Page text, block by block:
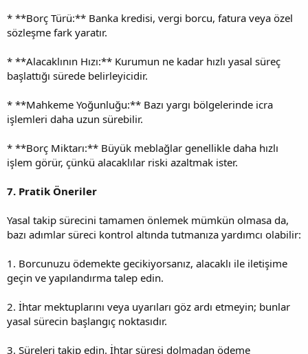
* **Borç Türü:** Banka kredisi, vergi borcu, fatura veya özel
sözleşme fark yaratır.
* **Alacaklının Hızı:** Kurumun ne kadar hızlı yasal süreç
başlattığı sürede belirleyicidir.
* **Mahkeme Yoğunluğu:** Bazı yargı bölgelerinde icra
işlemleri daha uzun sürebilir.
* **Borç Miktarı:** Büyük meblağlar genellikle daha hızlı
işlem görür, çünkü alacaklılar riski azaltmak ister.
7. Pratik Öneriler
Yasal takip sürecini tamamen önlemek mümkün olmasa da,
bazı adımlar süreci kontrol altında tutmanıza yardımcı olabilir:
1. Borcunuzu ödemekte gecikiyorsanız, alacaklı ile iletişime
geçin ve yapılandırma talep edin.
2. İhtar mektuplarını veya uyarıları göz ardı etmeyin; bunlar
yasal sürecin başlangıç noktasıdır.
3. Süreleri takip edin. İhtar süresi dolmadan ödeme